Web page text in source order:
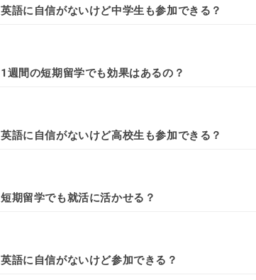
英語に自信がないけど中学生も参加できる？
1週間の短期留学でも効果はあるの？
英語に自信がないけど高校生も参加できる？
短期留学でも就活に活かせる？
英語に自信がないけど参加できる？